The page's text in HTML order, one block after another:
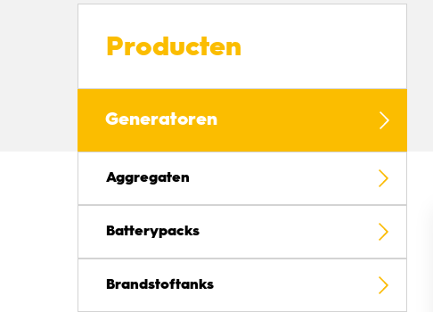
Producten
Generatoren
Aggregaten
Batterypacks
Brandstoftanks